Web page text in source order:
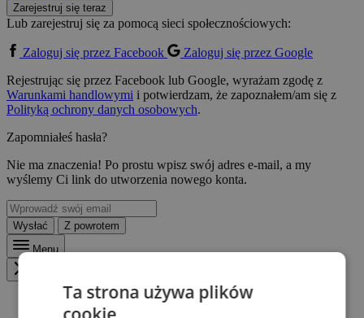
Zarejestruj się teraz
Lub zarejestruj się za pomocą sieci społecznościowych:
Zaloguj się przez Facebook
Zaloguj się przez Google
Rejestrując się przez Facebook lub Google, wyrażam zgodę z
Warunkami handlowymi i potwierdzam, że zapoznałem/am się z
Polityką ochrony danych osobowych.
Zapomniałeś hasła?
Nie ma znaczenia! Po prostu wpisz swój adres e-mail, a my
wyślemy Ci link do utworzenia nowego konta.
Wysłać
Z powrotem
Menu
Ta strona używa plików